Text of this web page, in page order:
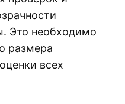
Это необходимо
размера
всех